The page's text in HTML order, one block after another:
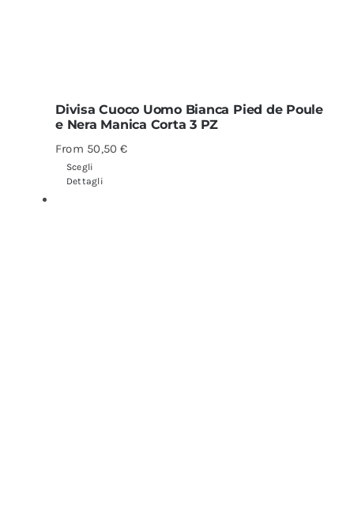
Divisa Cuoco Uomo Bianca Pied de Poule
e Nera Manica Corta 3 PZ
From 50,50€
Scegli
Dettagli